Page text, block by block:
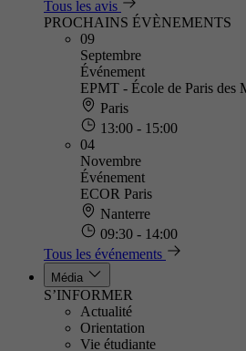
Tous les avis
PROCHAINS ÉVÈNEMENTS
09
Septembre
Événement
EPMT - École de Paris des
Paris
13:00 - 15:00
04
Novembre
Événement
ECOR Paris
Nanterre
09:30 - 14:00
Tous les événements
Média
S’INFORMER
Actualité
Orientation
Vie étudiante